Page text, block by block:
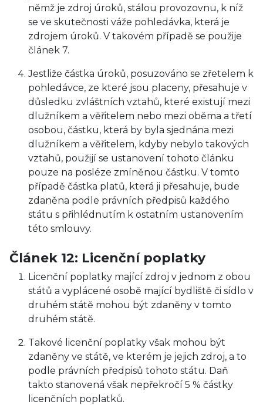
němž je zdroj úroků, stálou provozovnu, k níž
se ve skutečnosti váže pohledávka, která je
zdrojem úroků. V takovém případě se použije
článek 7.
Jestliže částka úroků, posuzováno se zřetelem k
pohledávce, ze které jsou placeny, přesahuje v
důsledku zvláštních vztahů, které existují mezi
dlužníkem a věřitelem nebo mezi oběma a třetí
osobou, částku, která by byla sjednána mezi
dlužníkem a věřitelem, kdyby nebylo takových
vztahů, použijí se ustanovení tohoto článku
pouze na posléze zmíněnou částku. V tomto
případě částka platů, která ji přesahuje, bude
zdaněna podle právních předpisů každého
státu s přihlédnutím k ostatním ustanovením
této smlouvy.
Článek 12: Licenční poplatky
Licenční poplatky mající zdroj v jednom z obou
států a vyplácené osobě mající bydliště či sídlo v
druhém státě mohou být zdaněny v tomto
druhém státě.
Takové licenční poplatky však mohou být
zdaněny ve státě, ve kterém je jejich zdroj, a to
podle právních předpisů tohoto státu. Daň
takto stanovená však nepřekročí 5 % částky
licenčních poplatků.